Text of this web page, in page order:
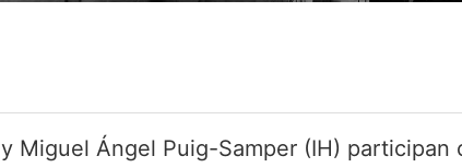
Miguel Ángel Puig-Samper (IH)